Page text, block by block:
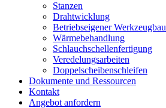
Stanzen
Drahtwicklung
Betriebseigener Werkzeugbau
Wärmebehandlung
Schlauchschellenfertigung
Veredelungsarbeiten
Doppelscheibenschleifen
Dokumente und Ressourcen
Kontakt
Angebot anfordern